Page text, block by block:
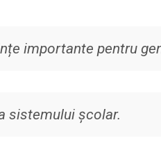
importante pentru
sistemului școlar.